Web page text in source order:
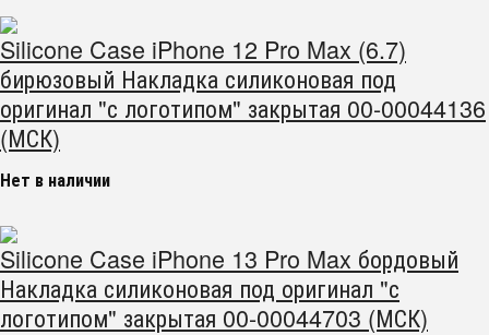
Silicone Case iPhone 12 Pro Max (6.7)
бирюзовый Накладка силиконовая под
оригинал "с логотипом" закрытая 00-00044136
(МСК)
Нет в наличии
Silicone Case iPhone 13 Pro Max бордовый
Накладка силиконовая под оригинал "с
логотипом" закрытая 00-00044703 (МСК)